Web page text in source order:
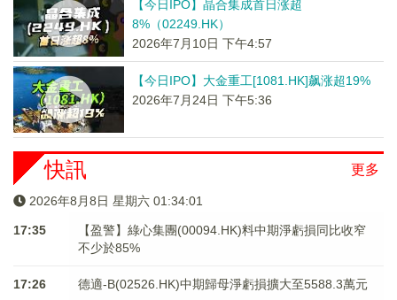
【今日IPO】晶合集成首日涨超
8%（02249.HK）
2026年7月10日 下午4:57
【今日IPO】大金重工[1081.HK]飙涨超19%
2026年7月24日 下午5:36
更多
快訊
2026年8月8日 星期六 01:34:02
17:35
【盈警】綠心集團(00094.HK)料中期淨虧損同比收窄
不少於85%
17:26 德適-B(02526.HK)中期歸母淨虧損擴大至5588.3萬元